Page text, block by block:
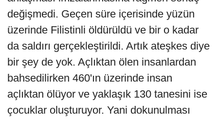
değişmedi. Geçen süre içerisinde yüzün
üzerinde Filistinli öldürüldü ve bir o kadar
da saldırı gerçekleştirildi. Artık ateşkes diye
bir şey de yok. Açlıktan ölen insanlardan
bahsedilirken 460'ın üzerinde insan
açlıktan ölüyor ve yaklaşık 130 tanesini ise
çocuklar oluşturuyor. Yani dokunulması